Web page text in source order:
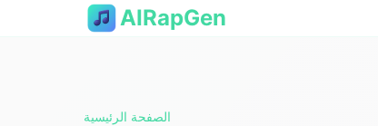
AIRapGen
الصفحة الرئيسية